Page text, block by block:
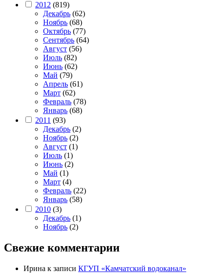
2012 (819)
Декабрь (62)
Ноябрь (68)
Октябрь (77)
Сентябрь (64)
Август (56)
Июль (82)
Июнь (62)
Май (79)
Апрель (61)
Март (62)
Февраль (78)
Январь (68)
2011 (93)
Декабрь (2)
Ноябрь (2)
Август (1)
Июль (1)
Июнь (2)
Май (1)
Март (4)
Февраль (22)
Январь (58)
2010 (3)
Декабрь (1)
Ноябрь (2)
Свежие комментарии
Ирина к записи КГУП «Камчатский водоканал»